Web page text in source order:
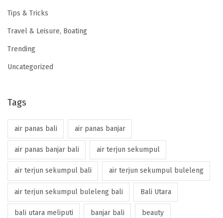
Tips & Tricks
Travel & Leisure, Boating
Trending
Uncategorized
Tags
air panas bali air panas banjar
air panas banjar bali air terjun sekumpul
air terjun sekumpul bali air terjun sekumpul buleleng
air terjun sekumpul buleleng bali Bali Utara
bali utara meliputi banjar bali beauty